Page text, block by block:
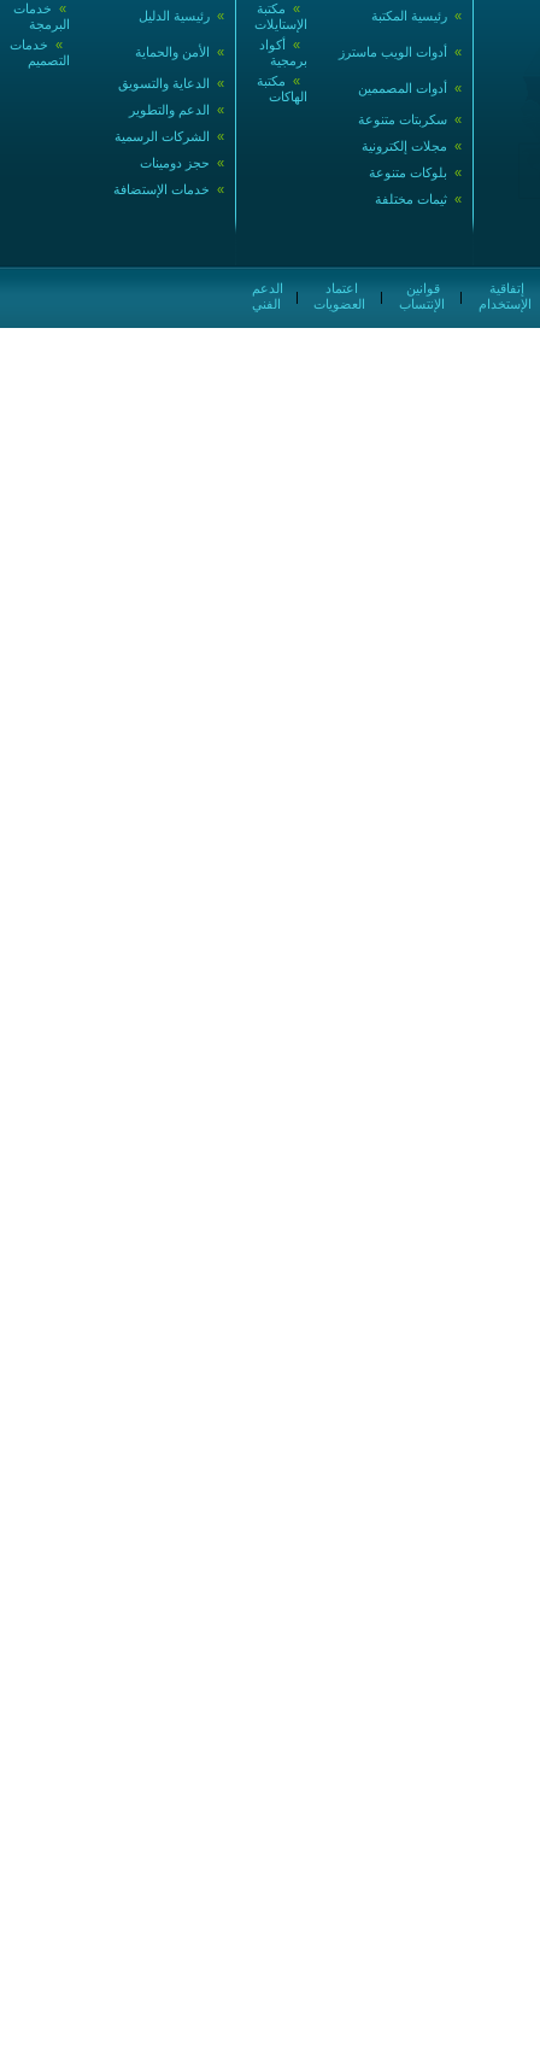
» خدمات
البرمجة
» رئيسية الدليل
» خدمات
التصميم
» الأمن والحماية
» الدعاية والتسويق
» الدعم والتطوير
» الشركات الرسمية
» حجز دومينات
» خدمات الإستضافة
» مكتبة
الإستايلات
» رئيسية المكتبة
» أكواد
برمجية
» أدوات الويب ماسترز
» مكتبة
الهاكات
» أدوات المصممين
» سكربتات متنوعة
» مجلات إلكترونية
» بلوكات متنوعة
» ثيمات مختلفة
الفني
|
العضويات
|
الإنتساب
|
الإستخدام